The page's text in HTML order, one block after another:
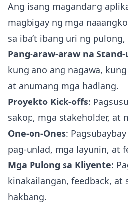
Ang isang magandang
magbigay ng mga
sa iba’t ibang uri ng
Pang-araw-araw na Stand-
kung ano ang nagawa,
at anumang mga hadlang.
Proyekto Kick-offs:
sakop, mga stakeholder, at
One-on-Ones:
pag-unlad, mga layunin, at
Mga Pulong sa Kliyente:
kinakailangan, feedback, at
hakbang.